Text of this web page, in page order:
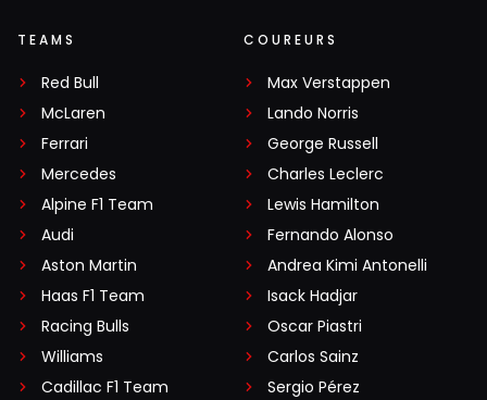
TEAMS
Red Bull
McLaren
Ferrari
Mercedes
Alpine F1 Team
Audi
Aston Martin
Haas F1 Team
Racing Bulls
Williams
Cadillac F1 Team
COUREURS
Max Verstappen
Lando Norris
George Russell
Charles Leclerc
Lewis Hamilton
Fernando Alonso
Andrea Kimi Antonelli
Isack Hadjar
Oscar Piastri
Carlos Sainz
Sergio Pérez